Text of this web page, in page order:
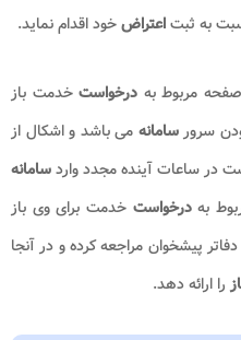
به ثبتاعتراضخود اقدام نماید.
مربوط به درخواستخدمت باز
سرورسامانه می باشد و اشکال از
در ساعات آینده مجدد واردسامانه
بهدرخواست خدمت برای وی باز
دفاتر پیشخوان مراجعه کرده و در آنجا
را ارائه دهد.